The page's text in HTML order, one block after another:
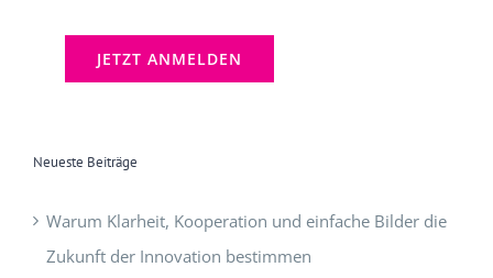
Neueste Beiträge
Warum Klarheit, Kooperation und einfache Bilder die
Zukunft der Innovation bestimmen